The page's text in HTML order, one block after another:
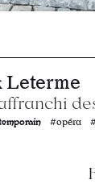
Leterme
#opéra